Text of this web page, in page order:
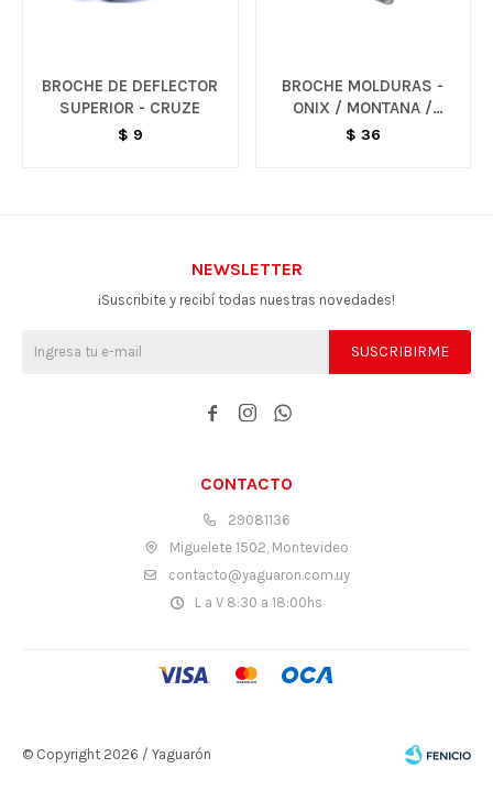
BROCHE DE DEFLECTOR
SUPERIOR - CRUZE
$ 9
BROCHE MOLDURAS -
ONIX / MONTANA /
TRACKER
$ 36
CONTACTO
29081136
Miguelete 1502, Montevideo
contacto@yaguaron.com.uy
L a V 8:30 a 18:00hs
NEWSLETTER
¡Suscribite y recibí todas nuestras novedades!
SUSCRIBIRME
  
© Copyright 2026 / Yaguarón